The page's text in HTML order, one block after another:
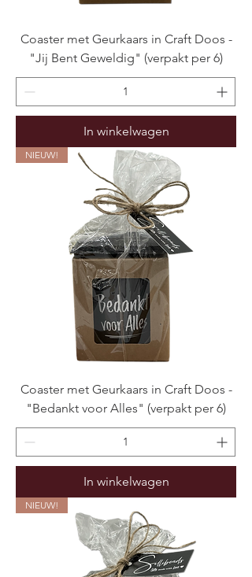
Coaster met Geurkaars in Craft Doos -
"Jij Bent Geweldig" (verpakt per 6)
In winkelwagen
NIEUW!
Coaster met Geurkaars in Craft Doos -
"Bedankt voor Alles" (verpakt per 6)
In winkelwagen
NIEUW!